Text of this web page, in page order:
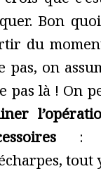
Bon
du
pas, on
pas là ! On
:
tout